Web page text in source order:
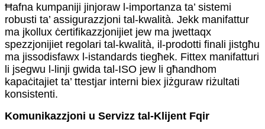
Ħafna kumpaniji jinjoraw l-importanza ta’ sistemi
robusti ta’ assigurazzjoni tal-kwalità. Jekk manifattur
ma jkollux ċertifikazzjonijiet jew ma jwettaqx
spezzjonijiet regolari tal-kwalità, il-prodotti finali jistgħu
ma jissodisfawx l-istandards tiegħek. Fittex manifatturi
li jsegwu l-linji gwida tal-ISO jew li għandhom
kapaċitajiet ta’ ttestjar interni biex jiżguraw riżultati
konsistenti.
Komunikazzjoni u Servizz tal-Klijent Fqir